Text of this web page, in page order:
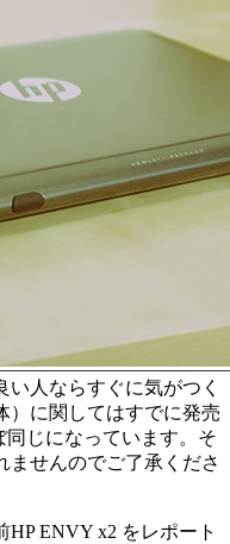
人ならすぐに気がつく
）に関してはすでに発売
同じになっています。そ
ませんのでご了承くださ
ENVY x2 をレポート